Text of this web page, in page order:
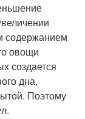
содержанием
овощи
создается
дна,
Поэтому